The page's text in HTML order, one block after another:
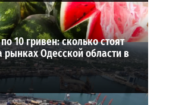
10 гривен: сколько стоят
рынках Одесской области в